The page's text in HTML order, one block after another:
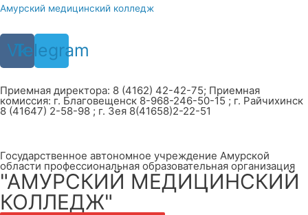
Перейти
содержимому
Амурский медицинский колледж
Vk
Telegram
Приемная директора: 8 (4162) 42-42-75; Приемная
комиссия: г. Благовещенск 8-968-246-50-15 ; г. Райчихинск
8 (41647) 2-58-98 ; г. Зея 8(41658)2-22-51
Государственное автономное учреждение Амурской
области профессиональная образовательная организация
"АМУРСКИЙ МЕДИЦИНСКИЙ
КОЛЛЕДЖ"